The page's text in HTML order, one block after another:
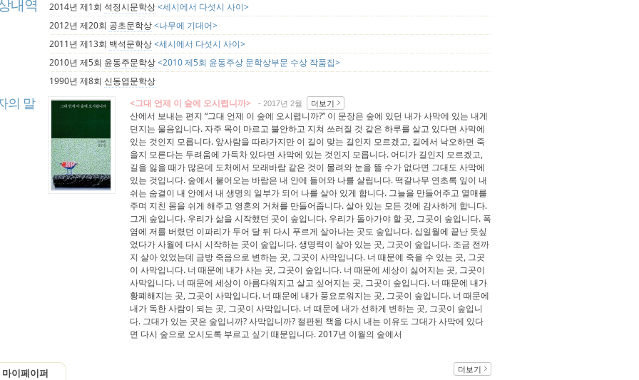
내역
2014년 제1회 석정시문학상<세시에서 다섯시 사이>
2012년 제20회 공초문학상<나무에 기대어>
2011년 제13회 백석문학상<세시에서 다섯시 사이>
2010년 제5회 윤동주문학상<2010 제5회 윤동주상 문학상부문 수상 작품집>
1990년 제8회 신동엽문학상
의 말 <그대 언제 이 숲에 오시렵니까> - 2017년 2월 더보기
산에서 보내는 편지 “그대 언제 이 숲에 오시렵니까?” 이 문장은 숲에 있던 내가 사막에 있는 내게
던지는 물음입니다. 자주 목이 마르고 불안하고 지쳐 쓰러질 것 같은 하루를 살고 있다면 사막에
있는 것인지 모릅니다. 앞사람을 따라가지만 이 길이 맞는 길인지 모르겠고, 길에서 낙오하면 죽
을지 모른다는 두려움에 가득차 있다면 사막에 있는 것인지 모릅니다. 어디가 길인지 모르겠고,
길을 잃을 때가 많은데 도처에서 모래바람 같은 것이 몰려와 눈을 뜰 수가 없다면 그대도 사막에
있는 것입니다. 숲에서 불어오는 바람은 내 안에 들어와 나를 살립니다. 떡갈나무 연초록 잎이 내
쉬는 숨결이 내 안에서 내 생명의 일부가 되어 나를 살아 있게 합니다. 그늘을 만들어주고 열매를
주며 지친 몸을 쉬게 해주고 영혼의 거처를 만들어줍니다. 살아 있는 모든 것에 감사하게 합니다.
그게 숲입니다. 우리가 삶을 시작했던 곳이 숲입니다. 우리가 돌아가야 할 곳, 그곳이 숲입니다. 폭
염에 저를 버렸던 이파리가 두어 달 뒤 다시 푸르게 살아나는 곳도 숲입니다. 십일월에 끝난 듯싶
었다가 사월에 다시 시작하는 곳이 숲입니다. 생명력이 살아 있는 곳, 그곳이 숲입니다. 조금 전까
지 살아 있었는데 금방 죽음으로 변하는 곳, 그곳이 사막입니다. 너 때문에 죽을 수 있는 곳, 그곳
이 사막입니다. 너 때문에 내가 사는 곳, 그곳이 숲입니다. 너 때문에 세상이 싫어지는 곳, 그곳이
사막입니다. 너 때문에 세상이 아름다워지고 살고 싶어지는 곳, 그곳이 숲입니다. 너 때문에 내가
황폐해지는 곳, 그곳이 사막입니다. 너 때문에 내가 풍요로워지는 곳, 그곳이 숲입니다. 너 때문에
내가 독한 사람이 되는 곳, 그곳이 사막입니다. 너 때문에 내가 선하게 변하는 곳, 그곳이 숲입니
다. 그대가 있는 곳은 숲입니까? 사막입니까? 절판된 책을 다시 내는 이유도 그대가 사막에 있다
면 다시 숲으로 오시도록 부르고 싶기 때문입니다. 2017년 이월의 숲에서
마이페이퍼 더보기